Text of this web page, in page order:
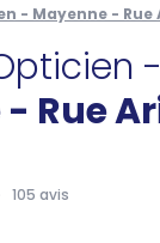
- Mayenne - Rue
-
Rue
105 avis